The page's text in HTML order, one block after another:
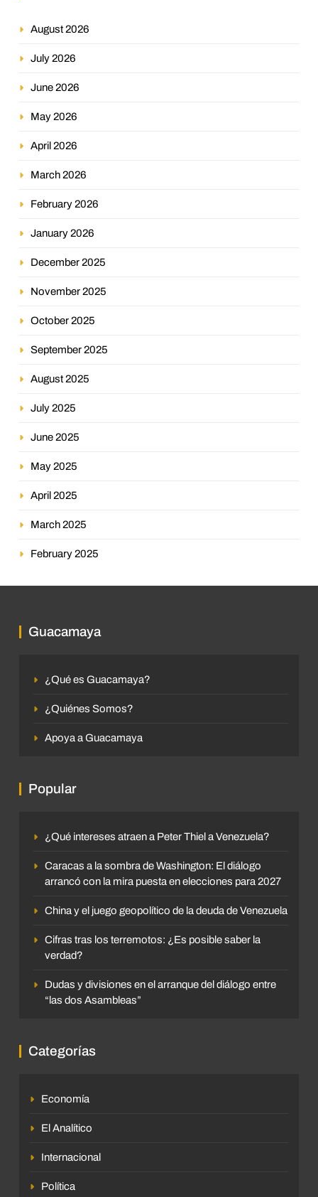
August 2026
July 2026
June 2026
May 2026
April 2026
March 2026
February 2026
January 2026
December 2025
November 2025
October 2025
September 2025
August 2025
July 2025
June 2025
May 2025
April 2025
March 2025
February 2025
Guacamaya
¿Qué es Guacamaya?
¿Quiénes Somos?
Apoya a Guacamaya
Popular
¿Qué intereses atraen a Peter Thiel a Venezuela?
Caracas a la sombra de Washington: El diálogo
arrancó con la mira puesta en elecciones para 2027
China y el juego geopolítico de la deuda de Venezuela
Cifras tras los terremotos: ¿Es posible saber la
verdad?
Dudas y divisiones en el arranque del diálogo entre
“las dos Asambleas”
Categorías
Economía
El Analítico
Internacional
Política